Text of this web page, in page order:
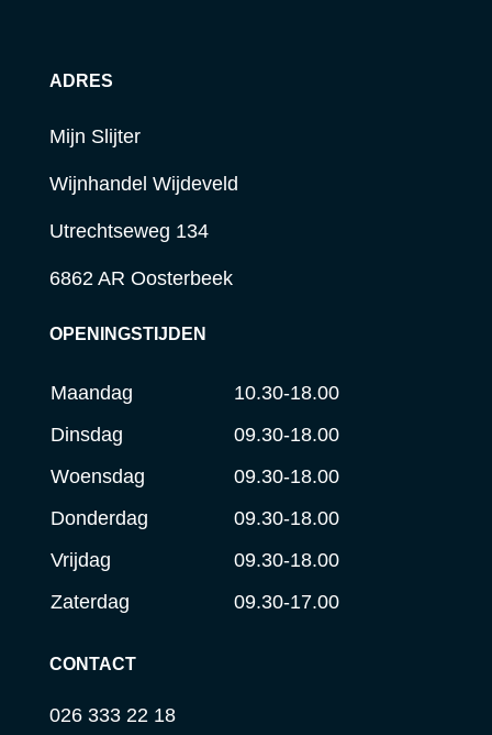
ADRES
Mijn Slijter
Wijnhandel Wijdeveld
Utrechtseweg 134
6862 AR Oosterbeek
OPENINGSTIJDEN
Maandag
10.30-18.00
Dinsdag
09.30-18.00
Woensdag
09.30-18.00
Donderdag
09.30-18.00
Vrijdag
09.30-18.00
Zaterdag
09.30-17.00
CONTACT
026 333 22 18